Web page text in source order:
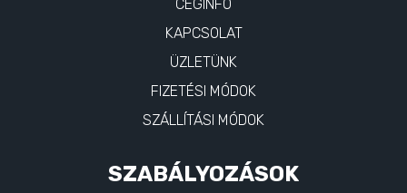
CÉGINFO
KAPCSOLAT
ÜZLETÜNK
FIZETÉSI MÓDOK
SZÁLLÍTÁSI MÓDOK
SZABÁLYOZÁSOK